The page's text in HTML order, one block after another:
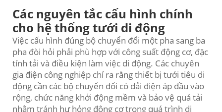
Các nguyên tắc cấu hình chính
cho hệ thống tưới di động
Việc cấu hình đúng bộ chuyển đổi một pha sang ba
pha đòi hỏi phải phù hợp với công suất động cơ, đặc
tính tải và điều kiện làm việc di động. Các chuyên
gia điện công nghiệp chỉ ra rằng thiết bị tưới tiêu di
động cần các bộ chuyển đổi có dải điện áp đầu vào
rộng, chức năng khởi động mềm và bảo vệ quá tải
nhằm tránh hư hỏng động cơ trong quá trình di